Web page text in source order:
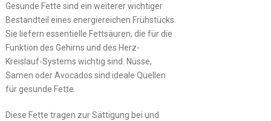
Gesunde Fette sind ein weiterer wichtiger
Bestandteil eines energiereichen Frühstücks.
Sie liefern essentielle Fettsäuren, die für die
Funktion des Gehirns und des Herz-
Kreislauf-Systems wichtig sind. Nüsse,
Samen oder Avocados sind ideale Quellen
für gesunde Fette.
Diese Fette tragen zur Sättigung bei und